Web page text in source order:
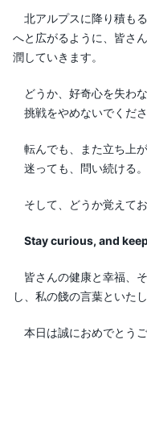
北アルプスに降り積も
へと広がるように、皆さ
潤していきます。
どうか、好奇心を失わな
挑戦をやめないでくださ
転んでも、また立ち上が
迷っても、問い続ける。
そして、どうか覚えてお
Stay curious, and
皆さんの健康と幸福、
し、私の餞の言葉といたし
本日は誠におめでとうご